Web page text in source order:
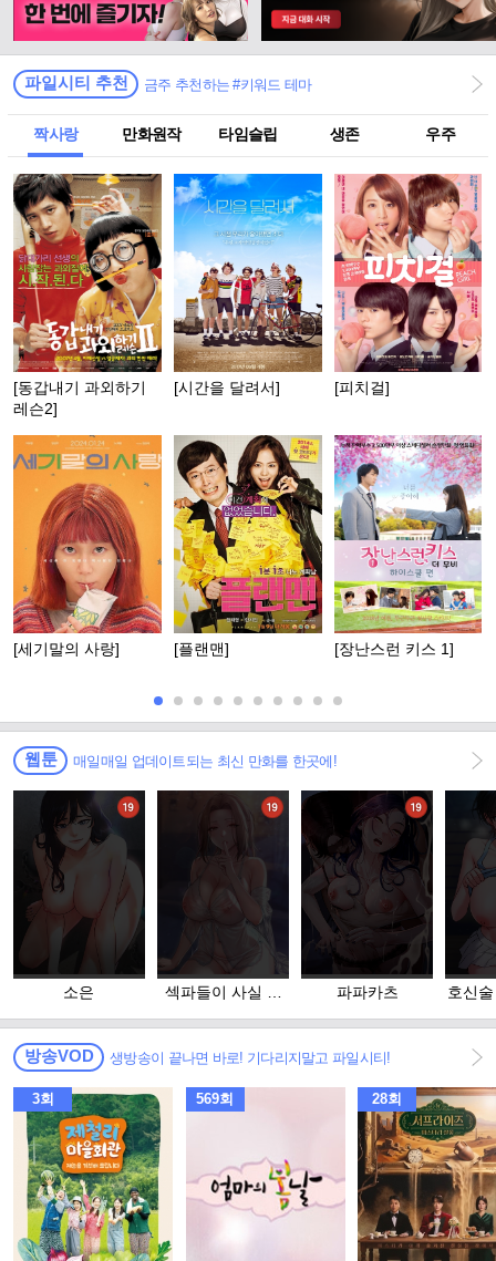
파일시티 추천 금주 추천하는 #키워드 테마
짝사랑 만화원작 타임슬립 생존 우주
[동갑내기 과외하기
레슨2]
[시간을 달려서] [피치걸]
[세기말의 사랑] [플랜맨] [장난스런 키스 1]
웹툰 매일매일 업데이트되는 최신 만화를 한곳에!
소은
섹파들이 사실 가
파파카츠
호신
방송VOD 생방송이 끝나면 바로! 기다리지말고 파일시티!
3회 569회 28회